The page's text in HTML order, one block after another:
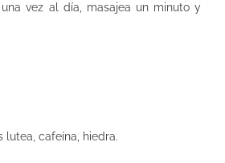
vez al día, masajea un minuto y
lutea, cafeína, hiedra.